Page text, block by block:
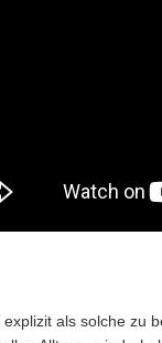
explizit als solche zu